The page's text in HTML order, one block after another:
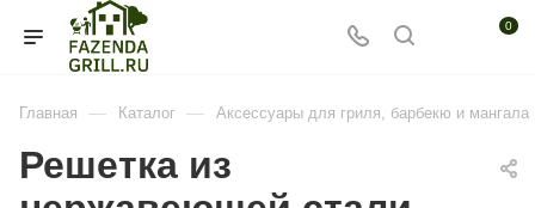
0
Главная — Каталог — Аксессуары для гриля, барбекю и мангала
Решетка из